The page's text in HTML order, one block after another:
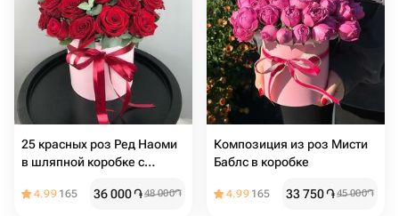
25 красных роз Ред Наоми
в шляпной коробке с
4.99 165 36 000֏48 000֏
Композиция из роз Мисти
Баблс в коробке
4.99 165 33 750֏45 000֏